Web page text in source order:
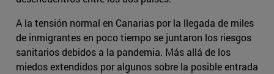
A la tensión normal en Canarias por la llegada de miles
de inmigrantes en poco tiempo se juntaron los riesgos
sanitarios debidos a la pandemia. Más allá de los
miedos extendidos por algunos sobre la posible entrada